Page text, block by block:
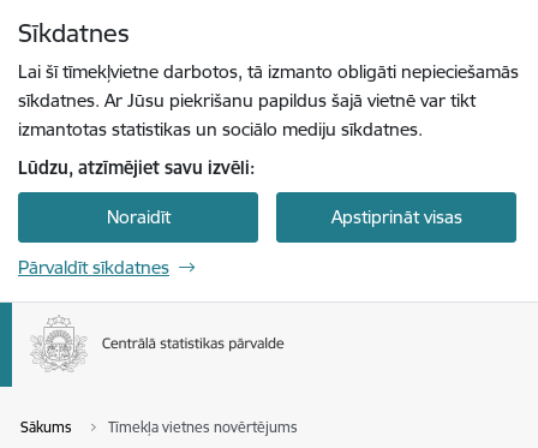
Sīkdatnes
Lai šī tīmekļvietne darbotos, tā izmanto obligāti nepieciešamās
sīkdatnes. Ar Jūsu piekrišanu papildus šajā vietnē var tikt
izmantotas statistikas un sociālo mediju sīkdatnes.
Lūdzu, atzīmējiet savu izvēli:
Noraidīt Apstiprināt visas
Pārvaldīt sīkdatnes
Sākums Tīmekļa vietnes novērtējums